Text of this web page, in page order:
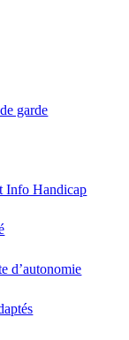
garde
Info Handicap
d’autonomie